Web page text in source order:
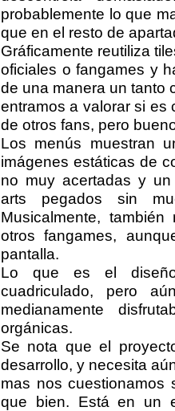
probablemente lo que
que en el resto de
Gráficamente reutiliza
oficiales o fangames y
de una manera un tanto
entramos a valorar si es
de otros fans, pero
Los menús muestran
imágenes estáticas de
no muy acertadas y
arts pegados sin
Musicalmente,
otros fangames,
pantalla.
Lo que es el
cuadriculado, pero
medianamente
orgánicas.
Se nota que el
desarrollo, y necesita
mas nos cuestionamos
que bien. Está en un